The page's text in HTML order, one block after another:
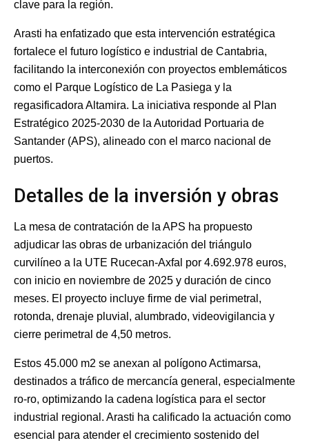
clave para la región.
Arasti ha enfatizado que esta intervención estratégica
fortalece el futuro logístico e industrial de Cantabria,
facilitando la interconexión con proyectos emblemáticos
como el Parque Logístico de La Pasiega y la
regasificadora Altamira. La iniciativa responde al Plan
Estratégico 2025-2030 de la Autoridad Portuaria de
Santander (APS), alineado con el marco nacional de
puertos.
Detalles de la inversión y obras
La mesa de contratación de la APS ha propuesto
adjudicar las obras de urbanización del triángulo
curvilíneo a la UTE Rucecan-Axfal por 4.692.978 euros,
con inicio en noviembre de 2025 y duración de cinco
meses. El proyecto incluye firme de vial perimetral,
rotonda, drenaje pluvial, alumbrado, videovigilancia y
cierre perimetral de 4,50 metros.
Estos 45.000 m2 se anexan al polígono Actimarsa,
destinados a tráfico de mercancía general, especialmente
ro-ro, optimizando la cadena logística para el sector
industrial regional. Arasti ha calificado la actuación como
esencial para atender el crecimiento sostenido del